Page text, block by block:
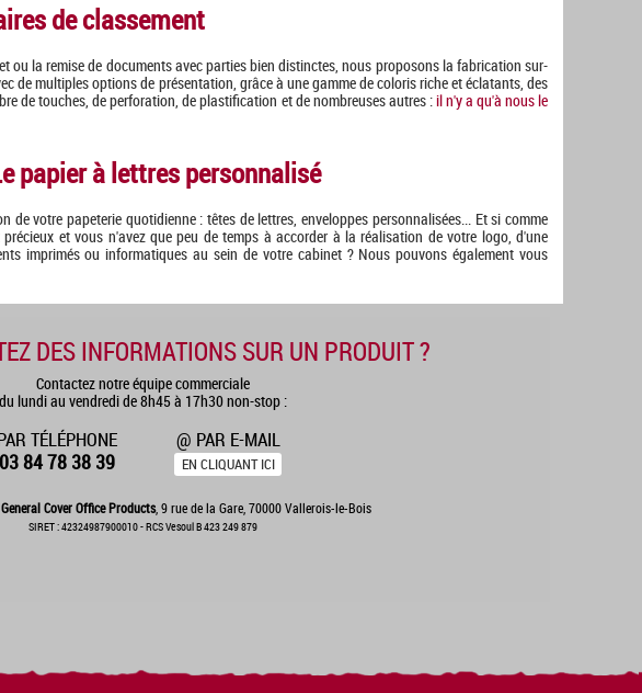
de classement
ou la remise de documents avec parties bien distinctes, nous proposons la fabrication sur-
de multiples options de présentation, grâce à une gamme de coloris riche et éclatants, des
de touches, de perforation, de plastification et de nombreuses autres :il n'y a qu'à nous le
papier à lettres personnalisé
de votre papeterie quotidienne : têtes de lettres, enveloppes personnalisées... Et si comme
et vous n'avez que peu de temps à accorder à la réalisation de votre logo, d'une
imprimés ou informatiques au sein de votre cabinet ? Nous pouvons également vous
DES INFORMATIONS SUR UN PRODUIT ?
Contactez notre équipe commerciale
du lundi au vendredi de 8h45 à 17h30 non-stop :
TÉLÉPHONE
03 84 78 38 39
@ PAR E-MAIL
EN CLIQUANT ICI
Cover Office Products, 9 rue de la Gare, 70000 Vallerois-le-Bois
SIRET : 42324987900010 - RCS Vesoul B 423 249 879